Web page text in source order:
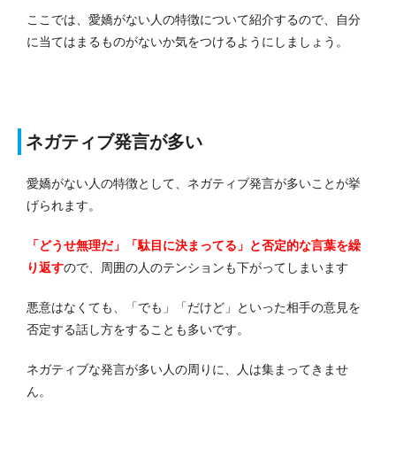
ここでは、愛嬌がない人の特徴について紹介するので、自分
に当てはまるものがないか気をつけるようにしましょう。
ネガティブ発言が多い
愛嬌がない人の特徴として、ネガティブ発言が多いことが挙
げられます。
「どうせ無理だ」「駄目に決まってる」と否定的な言葉を繰
り返すので、周囲の人のテンションも下がってしまいます
悪意はなくても、「でも」「だけど」といった相手の意見を
否定する話し方をすることも多いです。
ネガティブな発言が多い人の周りに、人は集まってきませ
ん。